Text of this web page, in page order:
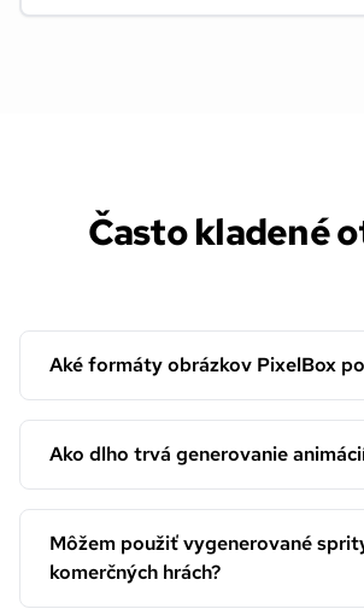
Často kladené
Aké formáty obrázkov PixelBox
Ako dlho trvá generovanie
Môžem použiť vygenerované
komerčných hrách?